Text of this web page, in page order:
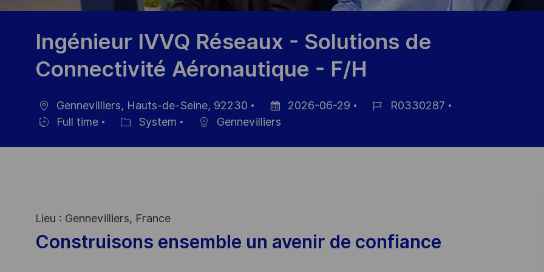
Ingénieur IVVQ Réseaux - Solutions de
Connectivité Aéronautique - F/H
Ort
Gennevilliers, Hauts-de-Seine, 92230
Datum
Veröffentlichung
2026-06-29
R0330287
Full time
System Gennevilliers
Lieu : Gennevilliers, France
Construisons ensemble un avenir de confiance